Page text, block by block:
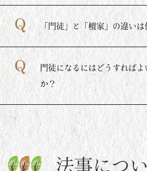
「門徒」と「檀家」の違いは
門徒になるにはどうすればよ
か？